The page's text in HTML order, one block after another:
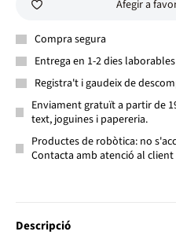
Afegir a
Compra segura
Entrega en 1-2 dies laborables
Registra't i gaudeix de
Enviament gratuït a partir de
text, joguines i papereria.
Productes de robòtica: no
Contacta amb atenció al client
Descripció